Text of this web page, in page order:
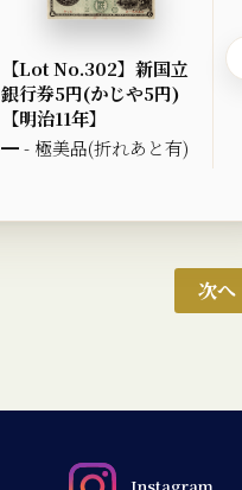
【Lot No.302】新国立
銀行券5円(かじや5円)
【明治11年】
━ - 極美品(折れあと有)
次へ